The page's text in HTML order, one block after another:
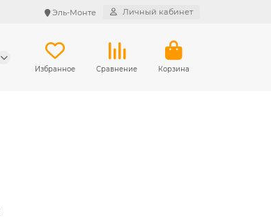
Эль-Монте Личный кабинет
Избранное Сравнение Корзина